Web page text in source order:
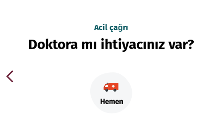
Acil çağrı
Doktora mı ihtiyacınız var?